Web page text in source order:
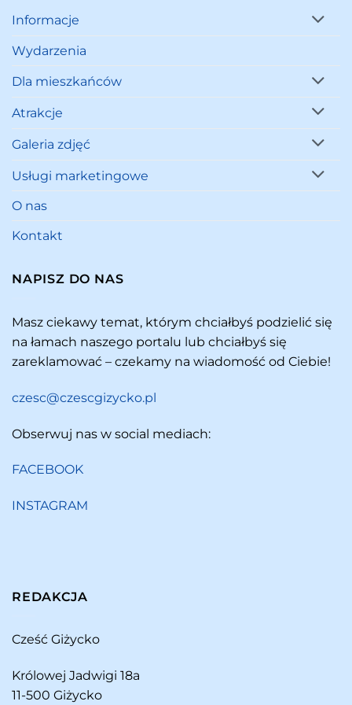
Informacje
Wydarzenia
Dla mieszkańców
Atrakcje
Galeria zdjęć
Usługi marketingowe
O nas
Kontakt
NAPISZ DO NAS
Masz ciekawy temat, którym chciałbyś podzielić się
na łamach naszego portalu lub chciałbyś się
zareklamować – czekamy na wiadomość od Ciebie!
czesc@czescgizycko.pl
Obserwuj nas w social mediach:
FACEBOOK
INSTAGRAM
REDAKCJA
Cześć Giżycko
Królowej Jadwigi 18a
11-500 Giżycko